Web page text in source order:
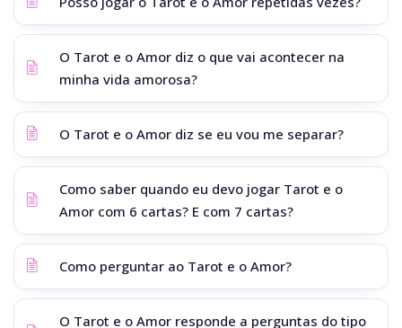
O Tarot e o Amor diz o que vai acontecer na
minha vida amorosa?
O Tarot e o Amor diz se eu vou me separar?
Como saber quando eu devo jogar Tarot e o
Amor com 6 cartas? E com 7 cartas?
Como perguntar ao Tarot e o Amor?
O Tarot e o Amor responde a perguntas do tipo